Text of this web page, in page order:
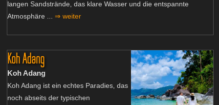
langen Sandstrände, das klare Wasser und die entspannte
Atmosphäre ... ⇒ weiter
Koh Adang
Koh Adang
Koh Adang ist ein echtes Paradies, das
noch abseits der typischen